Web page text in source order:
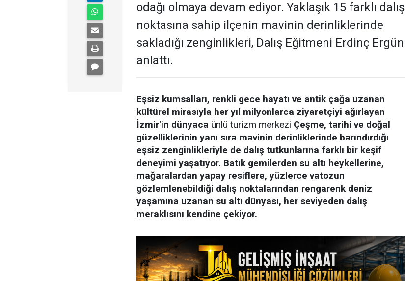
odağı olmaya devam ediyor. Yaklaşık 15 farklı dalış
noktasına sahip ilçenin mavinin derinliklerinde
sakladığı zenginlikleri, Dalış Eğitmeni Erdinç Ergün
anlattı.
Eşsiz kumsalları, renkli gece hayatı ve antik çağa uzanan
kültürel mirasıyla her yıl milyonlarca ziyaretçiyi ağırlayan
İzmir'in dünyaca ünlü turizm merkezi Çeşme, tarihi ve doğal
güzelliklerinin yanı sıra mavinin derinliklerinde barındırdığı
eşsiz zenginlikleriyle de dalış tutkunlarına farklı bir keşif
deneyimi yaşatıyor. Batık gemilerden su altı heykellerine,
mağaralardan yapay resiflere, yüzlerce vatozun
gözlemlenebildiği dalış noktalarından rengarenk deniz
yaşamına uzanan su altı dünyası, her seviyeden dalış
meraklısını kendine çekiyor.